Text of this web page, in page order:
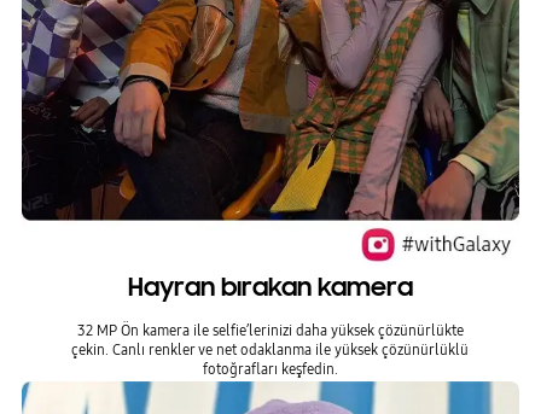
Hayran bırakan kamera
32 MP Ön kamera ile selfie’lerinizi daha yüksek çözünürlükte
çekin. Canlı renkler ve net odaklanma ile yüksek çözünürlüklü
fotoğrafları keşfedin.